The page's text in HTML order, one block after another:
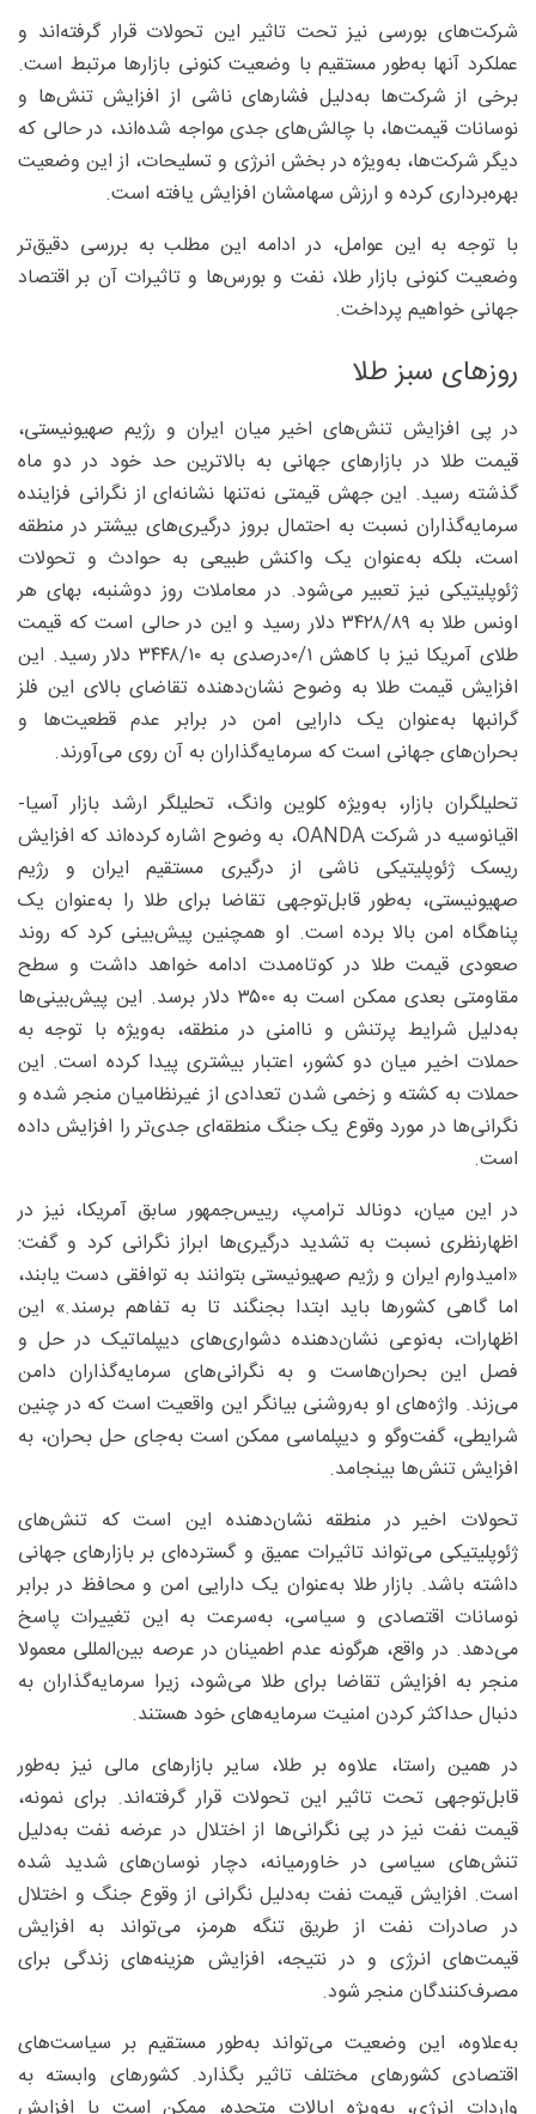
شرکت‌های بورسی نیز تحت تاثیر این تحولات قرار گرفته‌اند و
عملکرد آنها به‌طور مستقیم با وضعیت کنونی بازارها مرتبط است.
برخی از شرکت‌ها به‌دلیل فشارهای ناشی از افزایش تنش‌ها و
نوسانات قیمت‌ها، با چالش‌های جدی مواجه شده‌اند، در حالی که
دیگر شرکت‌ها، به‌ویژه در بخش انرژی و تسلیحات، از این وضعیت
بهره‌برداری کرده و ارزش سهامشان افزایش یافته است.
با توجه به این عوامل، در ادامه این مطلب به بررسی دقیق‌تر
وضعیت کنونی بازار طلا، نفت و بورس‌ها و تاثیرات آن بر اقتصاد
جهانی خواهیم پرداخت.
روزهای سبز طلا
در پی افزایش تنش‌های اخیر میان ایران و رژیم صهیونیستی،
قیمت طلا در بازارهای جهانی به بالاترین حد خود در دو ماه
گذشته رسید. این جهش قیمتی نه‌تنها نشانه‌ای از نگرانی فزاینده
سرمایه‌گذاران نسبت به احتمال بروز درگیری‌های بیشتر در منطقه
است، بلکه به‌عنوان یک واکنش طبیعی به حوادث و تحولات
ژئوپلیتیکی نیز تعبیر می‌شود. در معاملات روز دوشنبه، بهای هر
اونس طلا به ۸۹/‏‏۳۴۲۸ دلار رسید و این در حالی است که قیمت
طلای آمریکا نیز با کاهش ۱/‏‏۰‌درصدی به ۱۰/‏‏۳۴۴۸ دلار رسید. این
افزایش قیمت طلا به وضوح نشان‌دهنده تقاضای بالای این فلز
گرانبها به‌عنوان یک دارایی امن در برابر عدم قطعیت‌ها و
بحران‌های جهانی است که سرمایه‌گذاران به آن روی می‌آورند.
تحلیلگران بازار، به‌ویژه کلوین وانگ، تحلیلگر ارشد بازار آسیا-
اقیانوسیه در شرکت OANDA، به وضوح اشاره کرده‌اند که افزایش
ریسک ژئوپلیتیکی ناشی از درگیری مستقیم ایران و رژیم
صهیونیستی، به‌طور قابل‌توجهی تقاضا برای طلا را به‌عنوان یک
پناهگاه امن بالا برده است. او همچنین پیش‌بینی کرد که روند
صعودی قیمت طلا در کوتاه‌مدت ادامه خواهد داشت و سطح
مقاومتی بعدی ممکن است به ۳۵۰۰ دلار برسد. این پیش‌بینی‌ها
به‌دلیل شرایط پرتنش و ناامنی در منطقه، به‌ویژه با توجه به
حملات اخیر میان دو کشور، اعتبار بیشتری پیدا کرده است. این
حملات به کشته و زخمی شدن تعدادی از غیرنظامیان منجر شده و
نگرانی‌ها در مورد وقوع یک جنگ منطقه‌ای جدی‌تر را افزایش داده
است.
در این میان، دونالد ترامپ، رییس‌جمهور سابق آمریکا، نیز در
اظهارنظری نسبت به تشدید درگیری‌ها ابراز نگرانی کرد و گفت:
«امیدوارم ایران و رژیم صهیونیستی بتوانند به توافقی دست یابند،
اما گاهی کشورها باید ابتدا بجنگند تا به تفاهم برسند.» این
اظهارات، به‌نوعی نشان‌دهنده دشواری‌های دیپلماتیک در حل و
فصل این بحران‌هاست و به نگرانی‌های سرمایه‌گذاران دامن
می‌زند. واژه‌های او به‌روشنی بیانگر این واقعیت است که در چنین
شرایطی، گفت‌وگو و دیپلماسی ممکن است به‌جای حل بحران، به
افزایش تنش‌ها بینجامد.
تحولات اخیر در منطقه نشان‌دهنده این است که تنش‌های
ژئوپلیتیکی می‌تواند تاثیرات عمیق و گسترده‌ای بر بازارهای جهانی
داشته باشد. بازار طلا به‌عنوان یک دارایی امن و محافظ در برابر
نوسانات اقتصادی و سیاسی، به‌سرعت به این تغییرات پاسخ
می‌دهد. در واقع، هرگونه عدم اطمینان در عرصه بین‌المللی معمولا
منجر به افزایش تقاضا برای طلا می‌شود، زیرا سرمایه‌گذاران به
دنبال حداکثر کردن امنیت سرمایه‌های خود هستند.
در همین راستا، علاوه بر طلا، سایر بازارهای مالی نیز به‌طور
قابل‌توجهی تحت تاثیر این تحولات قرار گرفته‌اند. برای نمونه،
قیمت نفت نیز در پی نگرانی‌ها از اختلال در عرضه نفت به‌دلیل
تنش‌های سیاسی در خاورمیانه، دچار نوسان‌های شدید شده
است. افزایش قیمت نفت به‌دلیل نگرانی از وقوع جنگ و اختلال
در صادرات نفت از طریق تنگه هرمز، می‌تواند به افزایش
قیمت‌های انرژی و در نتیجه، افزایش هزینه‌های زندگی برای
مصرف‌کنندگان منجر شود.
به‌علاوه، این وضعیت می‌تواند به‌طور مستقیم بر سیاست‌های
اقتصادی کشورهای مختلف تاثیر بگذارد. کشورهای وابسته به